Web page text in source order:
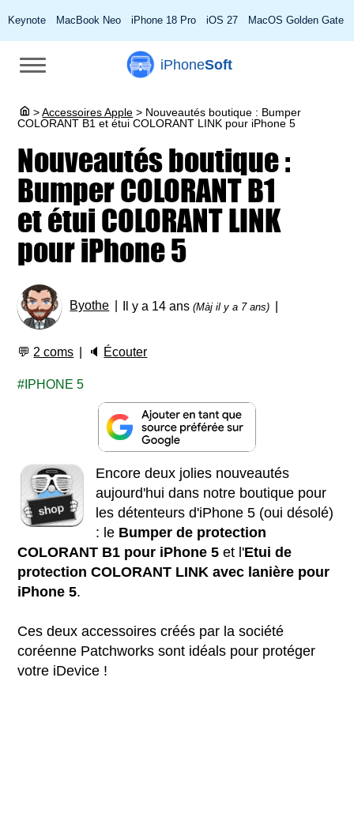
Keynote MacBook Neo iPhone 18 Pro iOS 27 MacOS Golden Gate
iPhoneSoft
> Accessoires Apple > Nouveautés boutique : Bumper
COLORANT B1 et étui COLORANT LINK pour iPhone 5
Nouveautés boutique :
Bumper COLORANT B1
et étui COLORANT LINK
pour iPhone 5
Byothe Il y a 14 ans(Màj il y a 7 ans)
💬 2 coms 🔈 Écouter
IPHONE 5
Encore deux jolies nouveautés
aujourd'hui dans notre boutique pour
les détenteurs d'iPhone 5 (oui désolé)
: le Bumper de protection
COLORANT B1 pour iPhone 5 et l'Etui de
protection COLORANT LINK avec lanière pour
iPhone 5.
Ces deux accessoires créés par la société
coréenne Patchworks sont idéals pour protéger
votre iDevice !